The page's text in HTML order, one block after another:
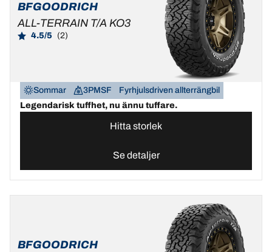
BFGOODRICH
ALL-TERRAIN T/A KO3
4.5/5 (2)
Sommar 3PMSF
Fyrhjulsdriven allterrängbil
Legendarisk tuffhet, nu ännu tuffare.
Hitta storlek
Se detaljer
BFGOODRICH